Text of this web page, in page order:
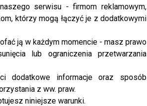
serwisu - firmom reklamowym,
którzy mogą łączyć je z dodatkowymi
ją w każdym momencie - masz prawo
lub ograniczenia przetwarzania
dodatkowe informacje oraz sposób
z ww. praw.
niniejsze warunki.
Wojciech Cejrowski bez litości ocenił
Karola Nawrockiego: “Żądam …”